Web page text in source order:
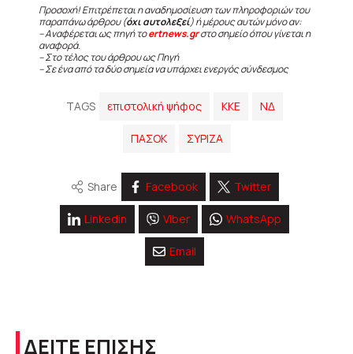
Προσοχή! Επιτρέπεται η αναδημοσίευση των πληροφοριών του
παραπάνω άρθρου (όχι αυτολεξεί) ή μέρους αυτών μόνο αν:
– Αναφέρεται ως πηγή τοertnews.grστο σημείο όπου γίνεται η
αναφορά.
– Στο τέλος του άρθρου ως Πηγή
– Σε ένα από τα δύο σημεία να υπάρχει ενεργός σύνδεσμος
TAGS επιστολική ψήφος ΚΚΕ ΝΔ
ΠΑΣΟΚ ΣΥΡΙΖΑ
Share Facebook Twitter
Linkedin Viber WhatsApp
Email
ΔΕΙΤΕ ΕΠΙΣΗΣ